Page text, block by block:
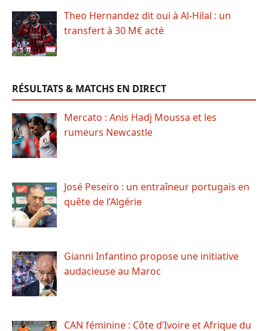
Theo Hernandez dit oui à Al-Hilal : un
transfert à 30 M€ acté
RÉSULTATS & MATCHS EN DIRECT
Mercato : Anis Hadj Moussa et les
rumeurs Newcastle
José Peseiro : un entraîneur portugais en
quête de l’Algérie
Gianni Infantino propose une initiative
audacieuse au Maroc
CAN féminine : Côte d’Ivoire et Afrique du